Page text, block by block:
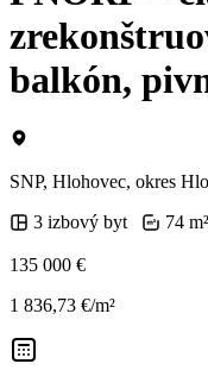
balkón,
SNP, Hlohovec, okres
3 izbový byt
74 m²
135 000 €
1 836,73 €/m²